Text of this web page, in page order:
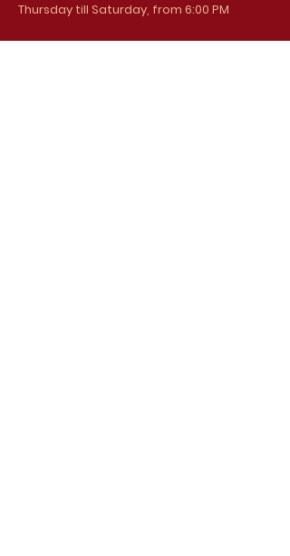
Thursday till Saturday, from 6:00 PM